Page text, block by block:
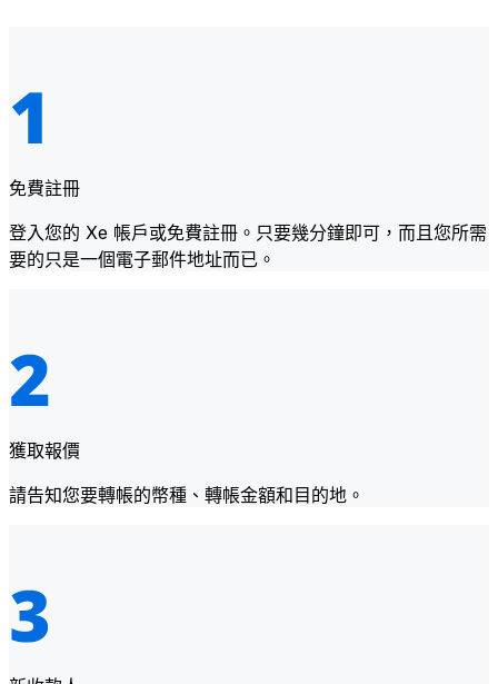
免費註冊
登入您的 Xe 帳戶或免費註冊。只要幾分鐘即可，而且您所需
要的只是一個電子郵件地址而已。
獲取報價
請告知您要轉帳的幣種、轉帳金額和目的地。